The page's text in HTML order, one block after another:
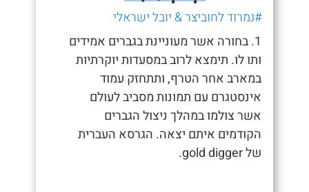
#נמרוד לחוביצר & יובל ישראלי
1. בחורה אשר מעוניינת בגברים אמידים
ותו לו. תימצא לרוב במסעדות יוקרתיות
במארב אחר הטרף, ותתחזק עמוד
אינסטגרם עם תמונות מסביב לעולם
אשר צולמו במהלך ניצול הגברים
הקודמים איתם יצאה. הגרסא העברית
של gold digger.